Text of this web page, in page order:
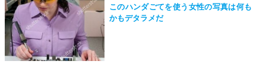
このハンダごてを使う女性の写真は何も
かもデタラメだ